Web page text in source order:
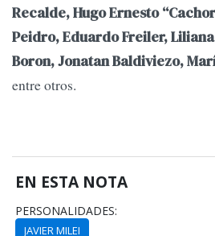
Recalde, Hugo Ernesto
Peidro, Eduardo Freiler,
Boron, Jonatan Baldiviezo,
entre otros.
EN ESTA NOTA
PERSONALIDADES:
JAVIER MILEI